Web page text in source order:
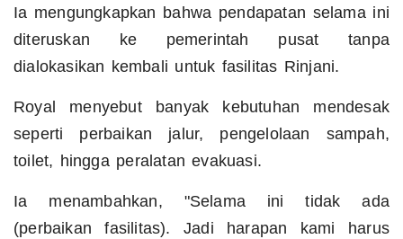
Ia mengungkapkan bahwa pendapatan selama ini
diteruskan ke pemerintah pusat tanpa
dialokasikan kembali untuk fasilitas Rinjani.
Royal menyebut banyak kebutuhan mendesak
seperti perbaikan jalur, pengelolaan sampah,
toilet, hingga peralatan evakuasi.
Ia menambahkan, "Selama ini tidak ada
(perbaikan fasilitas). Jadi harapan kami harus